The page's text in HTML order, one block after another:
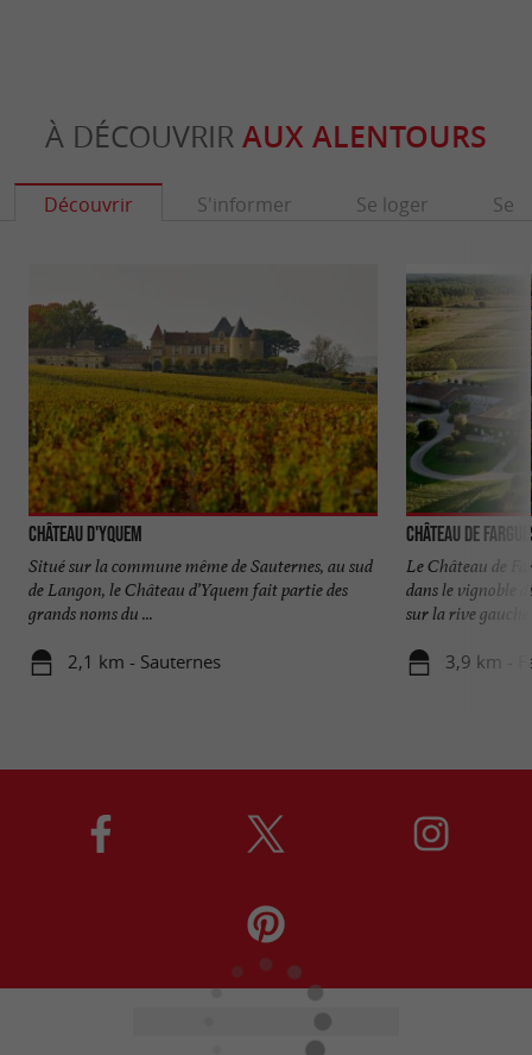
À DÉCOUVRIR AUX ALENTOURS
Découvrir S'informer Se loger Se
Château d'Yquem
Situé sur la commune même de Sauternes, au sud
de Langon, le Château d’Yquem fait partie des
grands noms du ...
2,1 km - Sauternes
Château de
Le Château de
dans le vignoble
sur la rive gauche
3,9 km -